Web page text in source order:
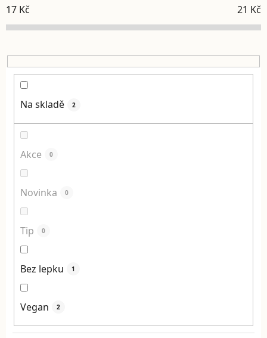
17 Kč 21 Kč
Na skladě 2
Akce 0
Novinka 0
Tip 0
Bez lepku 1
Vegan 2